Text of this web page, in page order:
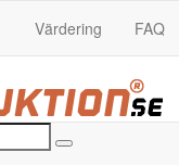
Värdering FAQ